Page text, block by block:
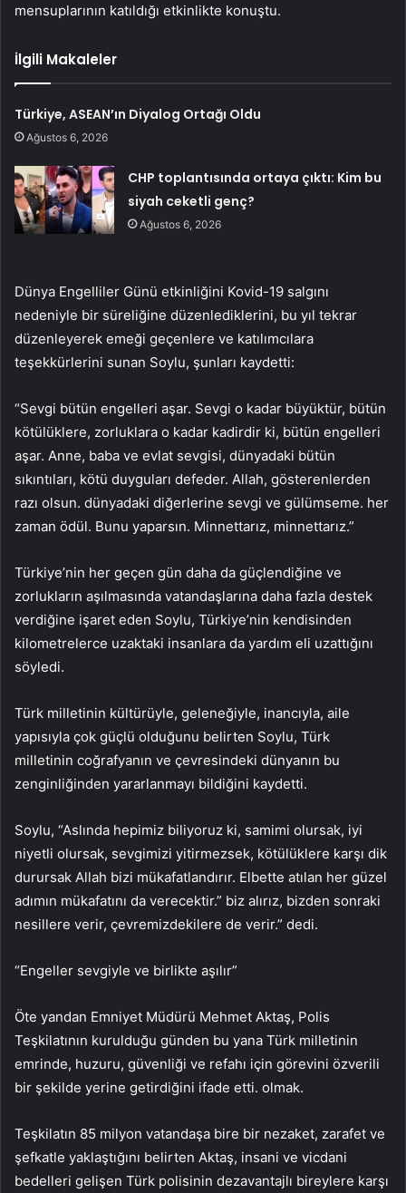
mensuplarının katıldığı etkinlikte konuştu.
İlgili Makaleler
Türkiye, ASEAN’ın Diyalog Ortağı Oldu
Ağustos 6, 2026
CHP toplantısında ortaya çıktı: Kim bu
siyah ceketli genç?
Ağustos 6, 2026
Dünya Engelliler Günü etkinliğini Kovid-19 salgını
nedeniyle bir süreliğine düzenlediklerini, bu yıl tekrar
düzenleyerek emeği geçenlere ve katılımcılara
teşekkürlerini sunan Soylu, şunları kaydetti:
“Sevgi bütün engelleri aşar. Sevgi o kadar büyüktür, bütün
kötülüklere, zorluklara o kadar kadirdir ki, bütün engelleri
aşar. Anne, baba ve evlat sevgisi, dünyadaki bütün
sıkıntıları, kötü duyguları defeder. Allah, gösterenlerden
razı olsun. dünyadaki diğerlerine sevgi ve gülümseme. her
zaman ödül. Bunu yaparsın. Minnettarız, minnettarız.”
Türkiye’nin her geçen gün daha da güçlendiğine ve
zorlukların aşılmasında vatandaşlarına daha fazla destek
verdiğine işaret eden Soylu, Türkiye’nin kendisinden
kilometrelerce uzaktaki insanlara da yardım eli uzattığını
söyledi.
Türk milletinin kültürüyle, geleneğiyle, inancıyla, aile
yapısıyla çok güçlü olduğunu belirten Soylu, Türk
milletinin coğrafyanın ve çevresindeki dünyanın bu
zenginliğinden yararlanmayı bildiğini kaydetti.
Soylu, “Aslında hepimiz biliyoruz ki, samimi olursak, iyi
niyetli olursak, sevgimizi yitirmezsek, kötülüklere karşı dik
durursak Allah bizi mükafatlandırır. Elbette atılan her güzel
adımın mükafatını da verecektir.” biz alırız, bizden sonraki
nesillere verir, çevremizdekilere de verir.” dedi.
“Engeller sevgiyle ve birlikte aşılır”
Öte yandan Emniyet Müdürü Mehmet Aktaş, Polis
Teşkilatının kurulduğu günden bu yana Türk milletinin
emrinde, huzuru, güvenliği ve refahı için görevini özverili
bir şekilde yerine getirdiğini ifade etti. olmak.
Teşkilatın 85 milyon vatandaşa bire bir nezaket, zarafet ve
şefkatle yaklaştığını belirten Aktaş, insani ve vicdani
bedelleri gelişen Türk polisinin dezavantajlı bireylere karşı